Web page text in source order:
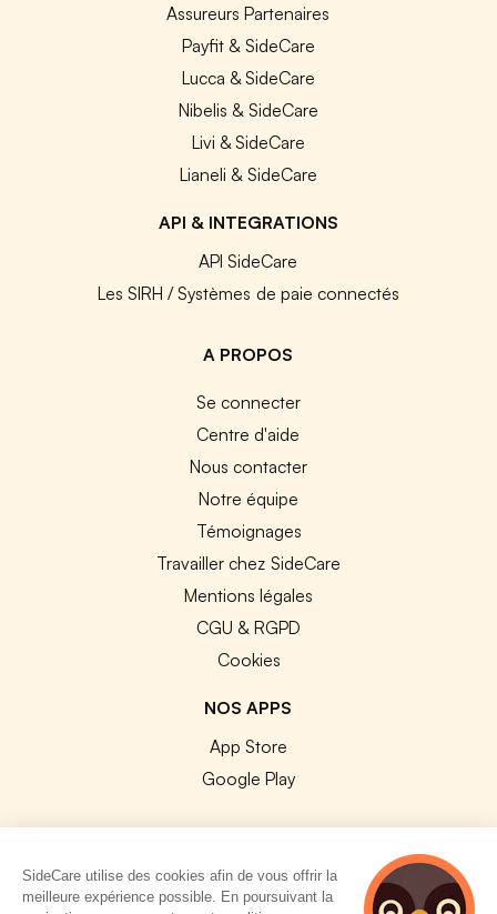
Assureurs Partenaires
Payfit & SideCare
Lucca & SideCare
Nibelis & SideCare
Livi & SideCare
Lianeli & SideCare
API & INTEGRATIONS
API SideCare
Les SIRH / Systèmes de paie connectés
A PROPOS
Se connecter
Centre d'aide
Nous contacter
Notre équipe
Témoignages
Travailler chez SideCare
Mentions légales
CGU & RGPD
Cookies
NOS APPS
App Store
Google Play
SideCare utilise des cookies afin de vous offrir la
meilleure expérience possible. En poursuivant la